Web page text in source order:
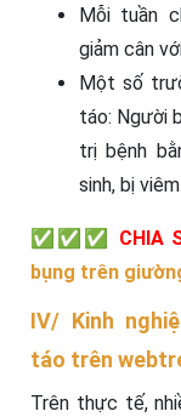
Mỗi tuần
giảm cân
Một số
táo: Người
trị bệnh
sinh, bị
✅✅✅ CHIA
bụng trên
IV/ Kinh
táo trên
Trên thực tế,